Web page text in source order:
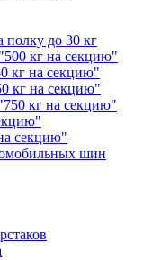
полку до 30 кг
кг на секцию"
кг на секцию"
кг на секцию"
кг на секцию"
секцию"
шин